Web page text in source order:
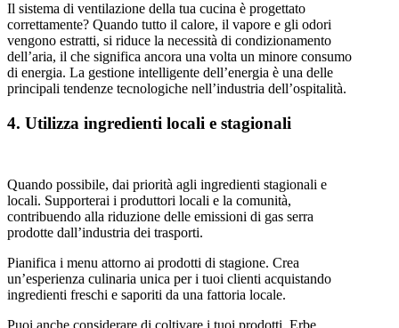
Il sistema di ventilazione della tua cucina è progettato
correttamente? Quando tutto il calore, il vapore e gli odori
vengono estratti, si riduce la necessità di condizionamento
dell’aria, il che significa ancora una volta un minore consumo
di energia. La gestione intelligente dell’energia è una delle
principali tendenze tecnologiche nell’industria dell’ospitalità.
4. Utilizza ingredienti locali e stagionali
Quando possibile, dai priorità agli ingredienti stagionali e
locali. Supporterai i produttori locali e la comunità,
contribuendo alla riduzione delle emissioni di gas serra
prodotte dall’industria dei trasporti.
Pianifica i menu attorno ai prodotti di stagione. Crea
un’esperienza culinaria unica per i tuoi clienti acquistando
ingredienti freschi e saporiti da una fattoria locale.
Puoi anche considerare di coltivare i tuoi prodotti. Erbe